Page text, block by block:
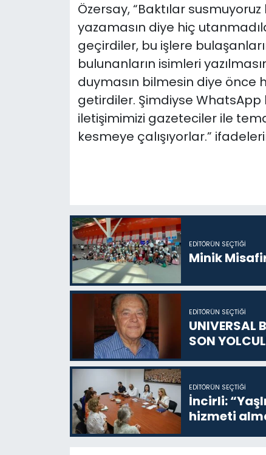
Özersay, “Baktılar
yazamasın diye hiç
geçirdiler, bu işlere
bulunanların isimleri
duymasın bilmesin diye önce
getirdiler. Şimdiyse WhatsApp
iletişimimizi gazeteciler ile
kesmeye çalışıyorlar.”
EDITÖRÜN SEÇTIĞI
Minik
EDITÖRÜN SEÇTIĞI
UNIVERSAL
SON
EDITÖRÜN SEÇTIĞI
İncirli:
hizmeti